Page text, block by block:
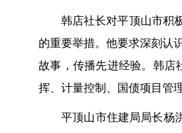
韩店社长对平顶山市积
的重要举措。他要求深刻认
故事，传播先进经验。韩店
挥、计量控制、国债项目管
平顶山市住建局局长杨